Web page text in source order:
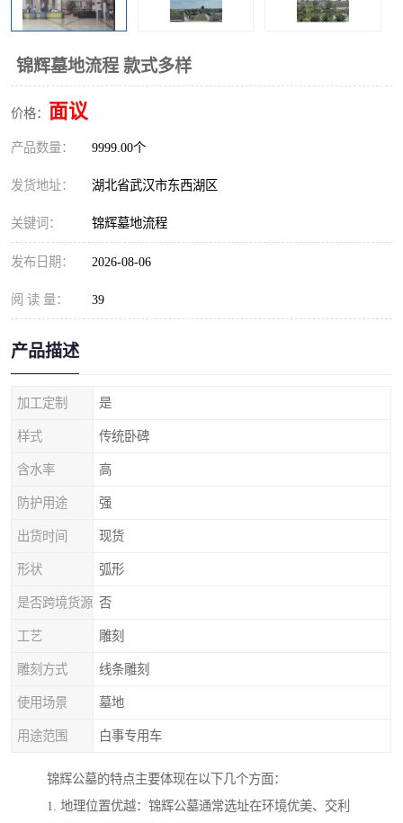
锦辉墓地流程 款式多样
价格： 面议
产品数量： 9999.00个
发货地址： 湖北省武汉市东西湖区
关键词： 锦辉墓地流程
发布日期： 2026-08-06
阅 读 量： 39
产品描述
加工定制 是
样式 传统卧碑
含水率 高
防护用途 强
出货时间 现货
形状 弧形
是否跨境货源 否
工艺 雕刻
雕刻方式 线条雕刻
使用场景 墓地
用途范围 白事专用车
锦辉公墓的特点主要体现在以下几个方面：
1. 地理位置优越：锦辉公墓通常选址在环境优美、交利